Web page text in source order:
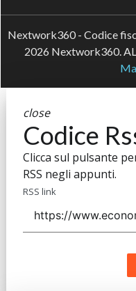
Nextwork360 - Codice
2026 Nextwork360.
close
Codice
Clicca sul pulsante
RSS negli appunti.
RSS link